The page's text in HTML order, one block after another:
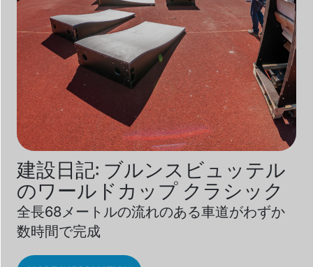
建設日記: ブルンスビュッテル
のワールドカップ クラシック
全長68メートルの流れのある車道がわずか
数時間で完成